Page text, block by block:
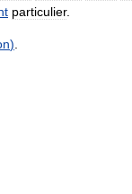
particulier.
)